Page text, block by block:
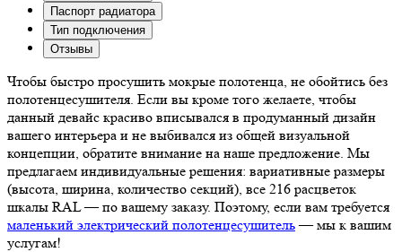
Паспорт радиатора
Тип подключения
Отзывы
Чтобы быстро просушить мокрые полотенца, не обойтись без
полотенцесушителя. Если вы кроме того желаете, чтобы
данный девайс красиво вписывался в продуманный дизайн
вашего интерьера и не выбивался из общей визуальной
концепции, обратите внимание на наше предложение. Мы
предлагаем индивидуальные решения: вариативные размеры
(высота, ширина, количество секций), все 216 расцветок
шкалы RAL — по вашему заказу. Поэтому, если вам требуется
маленький электрический полотенцесушитель— мы к вашим
услугам!